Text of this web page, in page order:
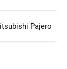
Pajero